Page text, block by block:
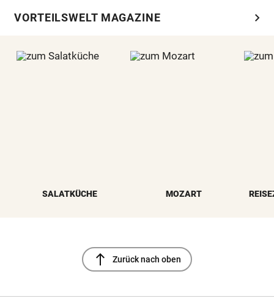
VORTEILSWELT MAGAZINE chevron_right
SALATKÜCHE MOZART
north Zurück nach oben